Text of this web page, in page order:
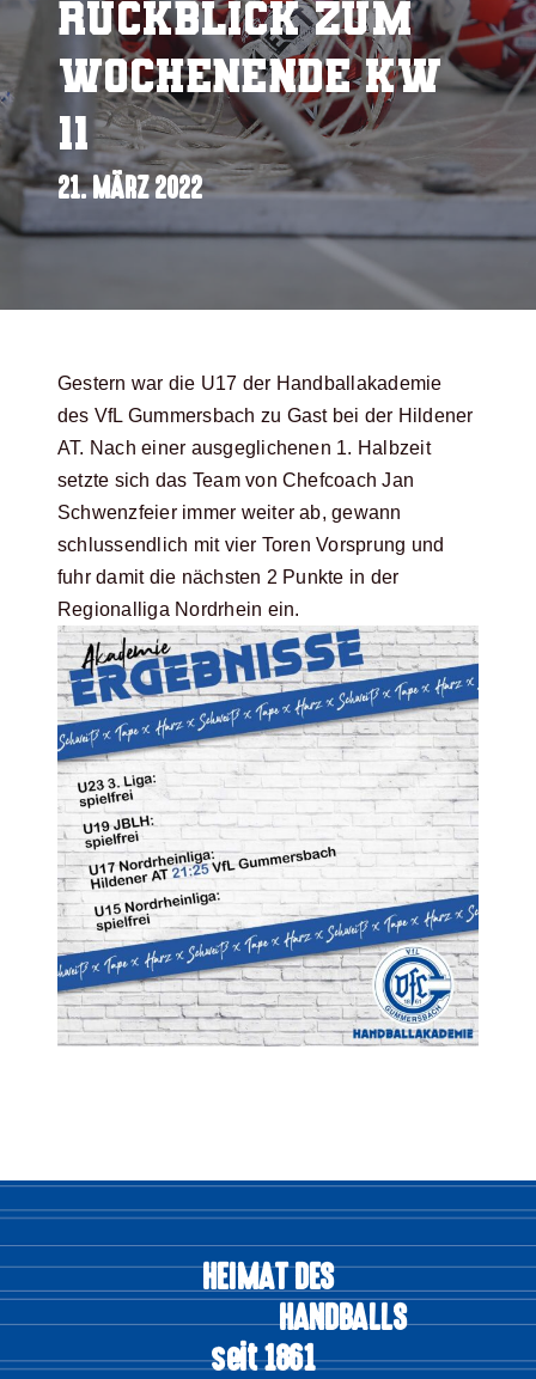
Rückblick zum
Wochenende KW
11
21. MÄRZ 2022
Gestern war die U17 der Handballakademie
des VfL Gummersbach zu Gast bei der Hildener
AT. Nach einer ausgeglichenen 1. Halbzeit
setzte sich das Team von Chefcoach Jan
Schwenzfeier immer weiter ab, gewann
schlussendlich mit vier Toren Vorsprung und
fuhr damit die nächsten 2 Punkte in der
Regionalliga Nordrhein ein.
HEIMAT DES
HANDBALLS
seit 1861